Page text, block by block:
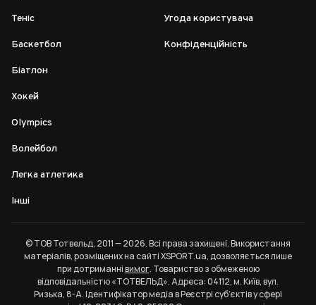
Теніс
Баскетбол
Біатлон
Хокей
Olympics
Волейбол
Легка атлетика
Інші
Угода користувача
Конфіденційність
© ТОВ Тотвельд, 2011 — 2026. Всі права захищені. Використання
матеріалів, розміщених на сайті XSPORT.ua, дозволяється лише
при дотриманнівимог. Товариство з обмеженою
відповідальністю «ТОТВЕЛЬД». Адреса: 04112, м. Київ, вул.
Ризька, 8-А. Ідентифікатор медіа в Реєстрі суб’єктів у сфері